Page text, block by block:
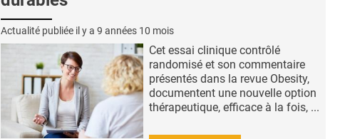
Actualité publiée il y a 9 années 10 mois
Cet essai clinique contrôlé
randomisé et son commentaire
présentés dans la revue Obesity,
documentent une nouvelle option
thérapeutique, efficace à la fois, ...